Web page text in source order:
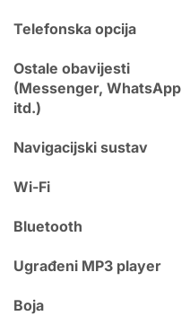
Telefonska opcija
Ostale obavijesti
(Messenger, WhatsApp
itd.)
Navigacijski sustav
Wi-Fi
Bluetooth
Ugrađeni MP3 player
Boja